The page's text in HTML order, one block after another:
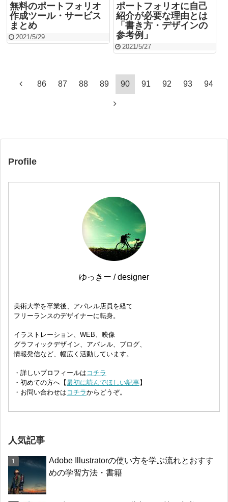
無料のポートフォリオ
作成ツール・サービス
まとめ
2021/5/29
ポートフォリオに自己
紹介が必要な理由とは
「書き方・デザインの
参考例」
2021/5/27
86 87 88 89 90 91 92 93 94
Profile
ゆっきー / designer
美術大学を卒業後、アパレル店員を経て
フリーランスのデザイナーに転身。
イラストレーション、WEB、映像
グラフィックデザイン、アパレル、ブログ、
情報発信など、幅広く活動しています。
・詳しいプロフィールは コチラ
・初めての方へ【最初に読んでほしい記事】
・お問い合わせは コチラからどうぞ。
人気記事
Adobe Illustratorの使い方を学ぶ流れとおすす
めの学習方法・書籍